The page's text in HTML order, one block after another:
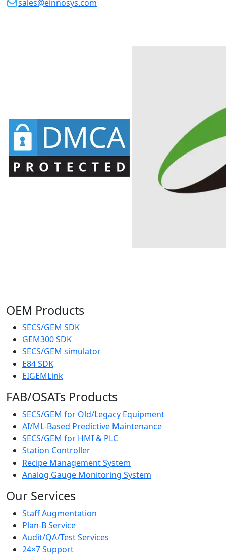
sales@einnosys.com
OEM Products
SECS/GEM SDK
GEM300 SDK
SECS/GEM simulator
E84 SDK
EIGEMLink
FAB/OSATs Products
SECS/GEM for Old/Legacy Equipment
AI/ML-Based Predictive Maintenance
SECS/GEM for HMI & PLC
Station Controller
Recipe Management System
Analog Gauge Monitoring System
Our Services
Staff Augmentation
Plan-B Service
Audit/QA/Test Services
24×7 Support